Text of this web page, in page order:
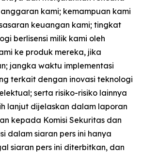
kami; kemampuan kami
keuangan kami; tingkat
berlisensi milik kami oleh
ke produk mereka, jika
jangka waktu implementasi
terkait dengan inovasi teknologi
serta risiko-risiko lainnya
lanjut dijelaskan dalam laporan
kepada Komisi Sekuritas dan
dalam siaran pers ini hanya
siaran pers ini diterbitkan, dan